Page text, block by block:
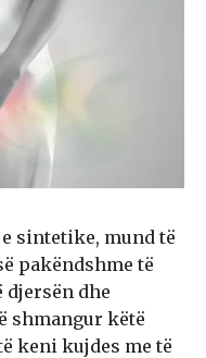
sintetike, mund të
pakëndshme të
dhe
shmangur këtë
keni kujdes me të